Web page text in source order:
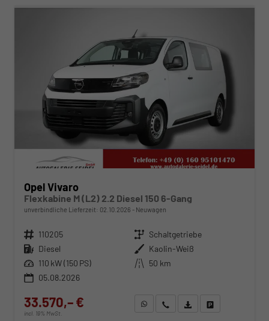
Opel Vivaro
Flexkabine M (L2) 2.2 Diesel 150 6-Gang
unverbindliche Lieferzeit: 02.10.2026 Neuwagen
Fahrzeugnr. 110205 Getriebe Schaltgetriebe
Kraftstoff Diesel Außenfarbe Kaolin-Weiß
Leistung 110 kW (150 PS) Kilometerstand 50 km
05.08.2026
33.570,– €
incl. 19% MwSt.
WhatsApp anfragen
Wir rufen Sie anFahrzeugexposé (PDF)